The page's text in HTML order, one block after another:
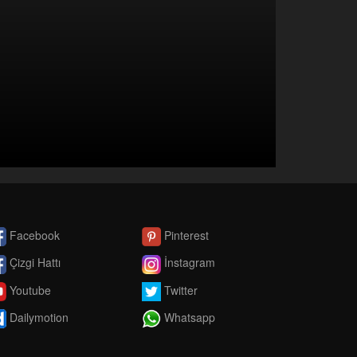
Facebook
Çizgi Hattı
Youtube
Dailymotion
Pinterest
İnstagram
Twitter
Whatsapp